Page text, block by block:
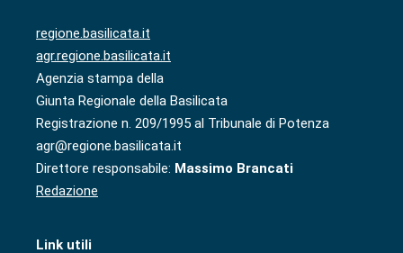
regione.basilicata.it
agr.regione.basilicata.it
Agenzia stampa della
Giunta Regionale della Basilicata
Registrazione n. 209/1995 al Tribunale di Potenza
agr@regione.basilicata.it
Direttore responsabile: Massimo Brancati
Redazione
Link utili